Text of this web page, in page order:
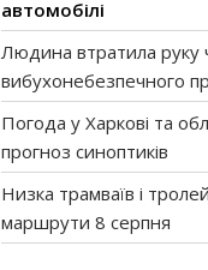
автомобілі
Людина втратила руку
вибухонебезпечного
Погода у Харкові та
прогноз синоптиків
Низка трамваїв і
маршрути 8 серпня